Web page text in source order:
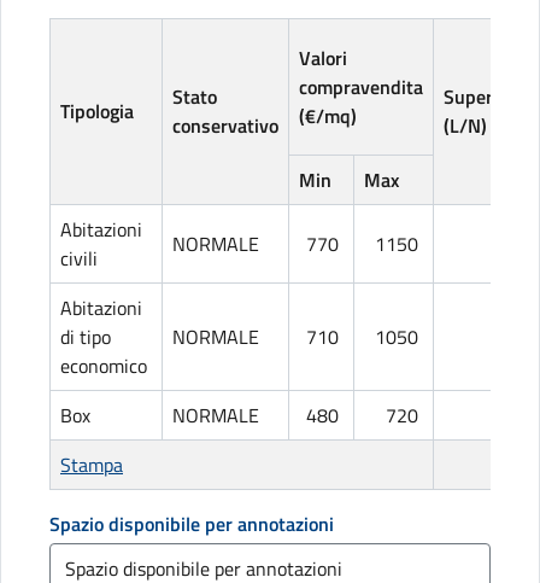
Tipologia
Stato
conservativo
Valori
compravendita
(€/mq)
Superficie
(L/N)
Min
Max
Abitazioni
civili
NORMALE 770 1150
Abitazioni
di tipo
economico
NORMALE 710 1050
Box NORMALE 480 720
Stampa
Spazio disponibile per annotazioni